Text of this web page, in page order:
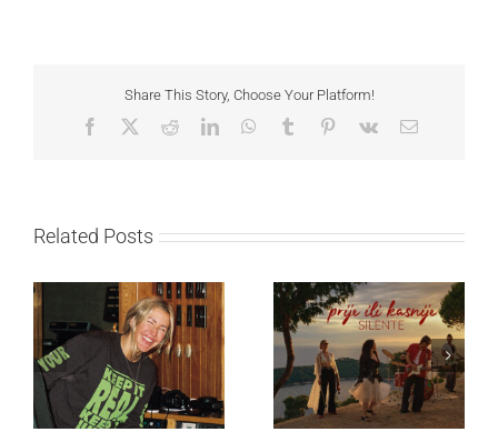
Share This Story, Choose Your Platform!
Facebook RedditLinkedInWhatsApp
Tumblr Pinterest
Vk Email
Related Posts
Ellie Goulding otkriva
nežniju stranu novim
singlom „4 Seasons“
Silente objavio novi
singl “Prije ili kasnije”